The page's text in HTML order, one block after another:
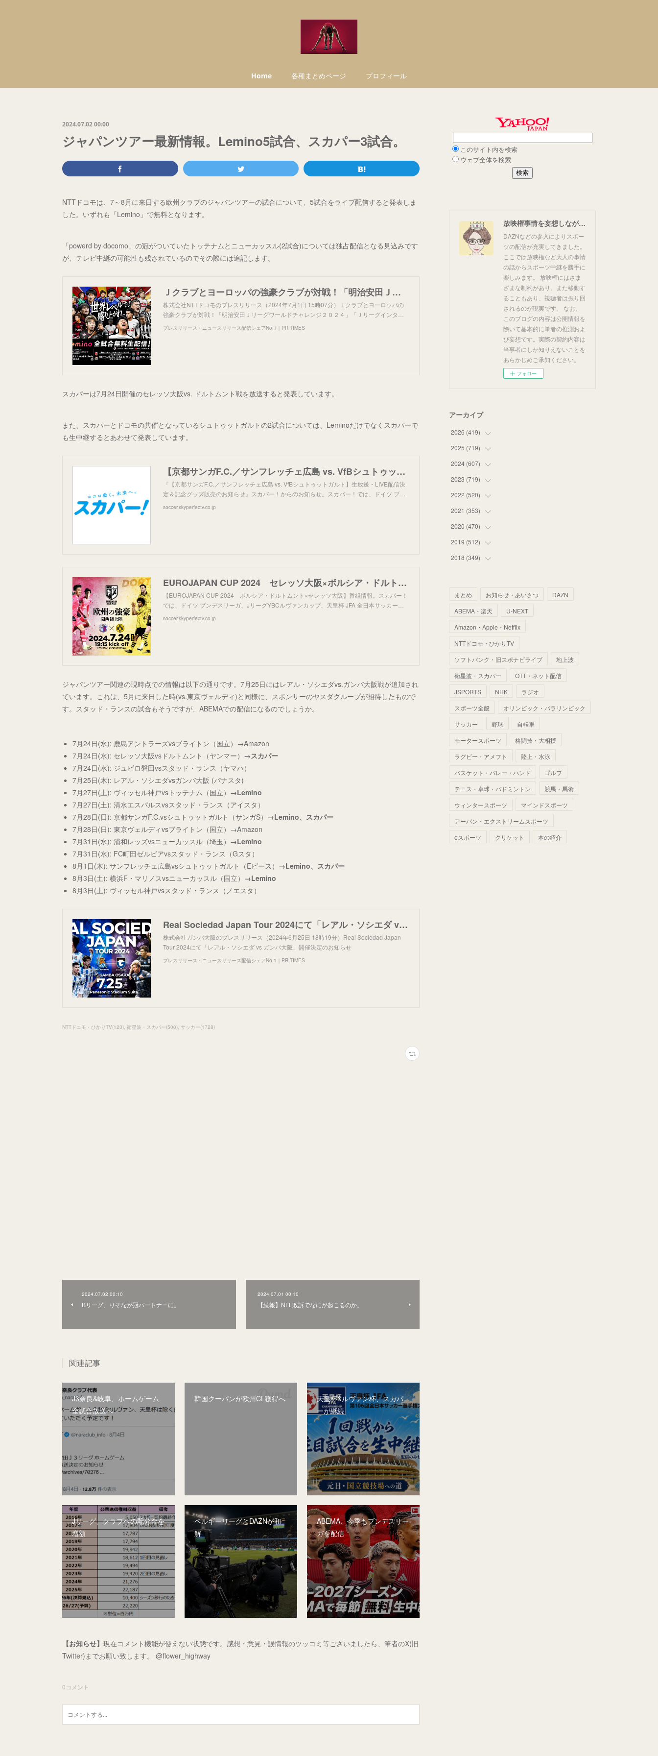
Home 各種まとめページ プロフィール
2024.07.02 00:00
ジャパンツアー最新情報。Lemino5試合、スカパー3試合。
NTTドコモは、7～8月に来日する欧州クラブのジャパンツアーの試合について、5試合をライブ配信すると発表しま
した。いずれも「Lemino」で無料となります。
「powerd by docomo」の冠がついていたトッテナムとニューカッスル(2試合)については独占配信となる見込みです
が、テレビ中継の可能性も残されているのでその際には追記します。
Ｊクラブとヨーロッパの強豪クラブが対戦！「明治安田Ｊリーグワールドチャレンジ２０２４」「Ｊリーグインターナショナルシリーズ２０２４」全5試合をLeminoで無料生配信！！
株式会社NTTドコモのプレスリリース（2024年7月1日 15時07分）Ｊクラブとヨーロッパの
強豪クラブが対戦！「明治安田Ｊリーグワールドチャレンジ２０２４」「Ｊリーグインタ…
プレスリリース・ニュースリリース配信シェアNo.1｜PR TIMES
スカパーは7月24日開催のセレッソ大阪vs. ドルトムント戦を放送すると発表しています。
また、スカパーとドコモの共催となっているシュトゥットガルトの2試合については、Leminoだけでなくスカパーで
も生中継するとあわせて発表しています。
【京都サンガF.C.／サンフレッチェ広島 vs. VfBシュトゥットガルト】生放送・LIVE配信決定＆記念グッズ販売のお知らせ｜お知らせ｜スカパー！サッカー放送
『【京都サンガF.C.／サンフレッチェ広島 vs. VfBシュトゥットガルト】生放送・LIVE配信決
定＆記念グッズ販売のお知らせ』スカパー！からのお知らせ。スカパー！では、ドイツ ブ…
soccer.skyperfectv.co.jp
EUROJAPAN CUP 2024 セレッソ大阪×ボルシア・ドルトムント｜番組詳細｜オリジナルサッカー番組｜スカパー！サッカー放送
【EUROJAPAN CUP 2024 ボルシア・ドルトムント×セレッソ大阪】番組情報。スカパー！
では、ドイツ ブンデスリーガ、JリーグYBCルヴァンカップ、天皇杯 JFA 全日本サッカー…
soccer.skyperfectv.co.jp
ジャパンツアー関連の現時点での情報は以下の通りです。7月25日にはレアル・ソシエダvs.ガンバ大阪戦が追加され
ています。これは、5月に来日した時(vs.東京ヴェルディ)と同様に、スポンサーのヤスダグループが招待したもので
す。スタッド・ランスの試合もそうですが、ABEMAでの配信になるのでしょうか。
7月24日(水): 鹿島アントラーズvsブライトン（国立）→Amazon
7月24日(水): セレッソ大阪vsドルトムント（ヤンマー） →スカパー
7月24日(水): ジュビロ磐田vsスタッド・ランス（ヤマハ）
7月25日(木): レアル・ソシエダvsガンバ大阪 (パナスタ)
7月27日(土): ヴィッセル神戸vsトッテナム（国立） →Lemino
7月27日(土): 清水エスパルスvsスタッド・ランス（アイスタ）
7月28日(日): 京都サンガF.C.vsシュトゥットガルト（サンガS） →Lemino、スカパー
7月28日(日): 東京ヴェルディvsブライトン（国立）→Amazon
7月31日(水): 浦和レッズvsニューカッスル（埼玉） →Lemino
7月31日(水): FC町田ゼルビアvsスタッド・ランス（Gスタ）
8月1日(木): サンフレッチェ広島vsシュトゥットガルト（Eピース） →Lemino、スカパー
8月3日(土): 横浜F・マリノスvsニューカッスル（国立） →Lemino
8月3日(土): ヴィッセル神戸vsスタッド・ランス（ノエスタ）
Real Sociedad Japan Tour 2024にて「レアル・ソシエダ vs ガンバ大阪」開催決定のお知らせ
株式会社ガンバ大阪のプレスリリース（2024年6月25日 18時19分）Real Sociedad Japan
Tour 2024にて「レアル・ソシエダ vs ガンバ大阪」開催決定のお知らせ
プレスリリース・ニュースリリース配信シェアNo.1｜PR TIMES
NTTドコモ・ひかりTV(123) 衛星波・スカパー(500) サッカー(1728)
2024.07.02 00:10
Bリーグ、りそなが冠パートナーに。
2024.07.01 00:10
【続報】NFL敗訴でなにが起こるのか。
関連記事
J3奈良&岐阜、ホームゲーム
全試合放送へ
韓国クーパンが欧州CL獲得へ
天皇杯&ルヴァン杯、スカパ
ーが継続
Jリーグ、クラブへの配分金を
増額
ベルギーリーグとDAZNが和
解
ABEMA、今季もブンデスリー
ガを配信
【お知らせ】 現在コメント機能が使えない状態です。感想・意見・誤情報のツッコミ等ございましたら、筆者のX(旧
Twitter)までお願い致します。 @flower_highway
0コメント
放映権事情を妄想しながらスポーツ中継を楽しむ
DAZNなどの参入によりスポー
ツの配信が充実してきました。
ここでは放映権など大人の事情
の話からスポーツ中継を勝手に
楽しみます。 放映権にはさま
ざまな制約があり、また移動す
ることもあり、視聴者は振り回
されるのが現実です。 なお、
このブログの内容は公開情報を
除いて基本的に筆者の推測およ
び妄想です。実際の契約内容は
当事者にしか知りえないことを
あらかじめご承知ください。
フォロー
アーカイブ
2026 (419)
(14
(55
(58
(58
(53
(59
( 55
(67
2025 (719)
(75
(63
(57
(60
(62
(55
(61
(60 )
(42 )
2024 (607)
(51
(48
(35
(51
(60
(59
50 )
(58 )
(45)
2023 (719)
(59
(52
(55
(63
(53
56 )
(56
)
(74)
(70)
2022 (520)
(65
(44
(41
(43
)
(38
)
(57)
(41)
29)
2021 (353)
(31
(33
(34
(32
)
(24)
( 28)
29)
(33)
2020 (470)
(34
(32
(60)
( 13)
45)
( 49)
(41)
2019 (512)
(51
(32)
( 37)
37)
( 59)
(44)
(36
2018 (349)
9
( 22)
29)
( 32)
(50)
(14
まとめ お知らせ・あいさつ
DAZN
ABEMA・楽天
U-NEXT
Amazon・Apple・Netflix
NTTドコモ・ひかりTV
ソフトバンク・旧スポナビライブ
地上波
衛星波・スカパー
OTT・ネット配信
JSPORTS
NHK
ラジオ
スポーツ全般
オリンピック・パラリンピック
サッカー
野球
自転車
モータースポーツ
格闘技・大相撲
ラグビー・アメフト
陸上・水泳
バスケット・バレー・ハンド
ゴルフ
テニス・卓球・バドミントン
競馬・馬術
ウィンタースポーツ
マインドスポーツ
アーバン・エクストリームスポーツ
eスポーツ
クリケット 本の紹介